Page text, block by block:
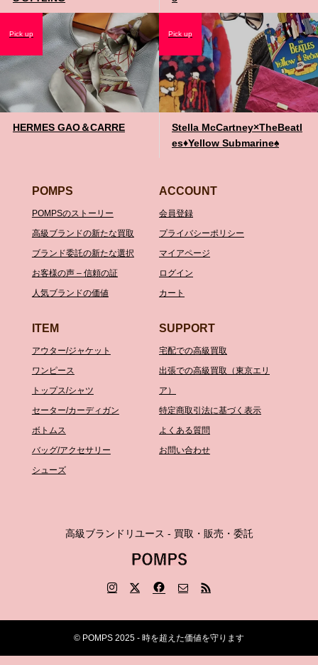
HERMES GAO＆CARRE
Pick up
Stella McCartney×TheBeatl
es♦️Yellow Submarine♠️
Pick up
POMPS
POMPSのストーリー
高級ブランドの新たな買取
ブランド委託の新たな選択
お客様の声 – 信頼の証
人気ブランドの価値
ACCOUNT
会員登録
プライバシーポリシー
マイアページ
ログイン
カート
ITEM
アウター/ジャケット
ワンピース
トップス/シャツ
セーター/カーディガン
ボトムス
バッグ/アクセサリー
シューズ
SUPPORT
宅配での高級買取
出張での高級買取（東京エリ
ア）
特定商取引法に基づく表示
よくある質問
お問い合わせ
高級ブランドリユース - 買取・販売・委託
© POMPS 2025 - 時を超えた価値を守ります